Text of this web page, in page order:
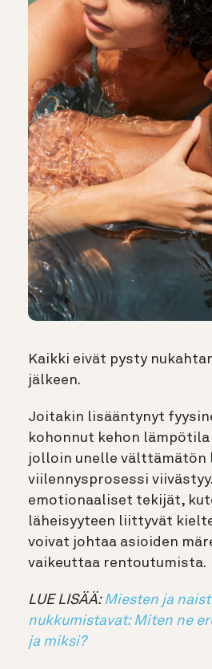
Kaikki eivät pysty
jälkeen.
Joitakin lisääntynyt
kohonnut kehon
jolloin unelle välttämätön
viilennysprosessi
emotionaaliset tekijät,
läheisyyteen liittyvät
voivat johtaa asioiden
vaikeuttaa rentoutumista.
LUE LISÄÄ: Miesten ja
nukkumistavat: Miten ne
ja miksi?